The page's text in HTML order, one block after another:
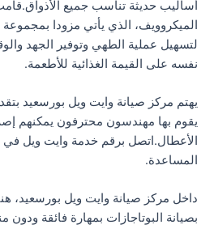
أساليب حديثة تناسب جميع
الميكروويف، الذي يأتي مزودا
لتسهيل عملية الطهي وتوفير الجهد
نفسه على القيمة الغذائية للأطعمة.
يهتم مركز صيانة وايت ويل بورسعيد
يقوم بها مهندسون محترفون يمكنهم
الأعطال.اتصل برقم خدمة وايت ويل
المساعدة.
داخل مركز صيانة وايت ويل بورسعيد،
بصيانة البوتاجازات بمهارة فائقة ودون